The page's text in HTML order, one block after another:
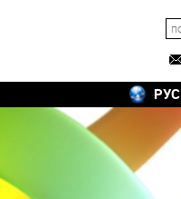
РУС